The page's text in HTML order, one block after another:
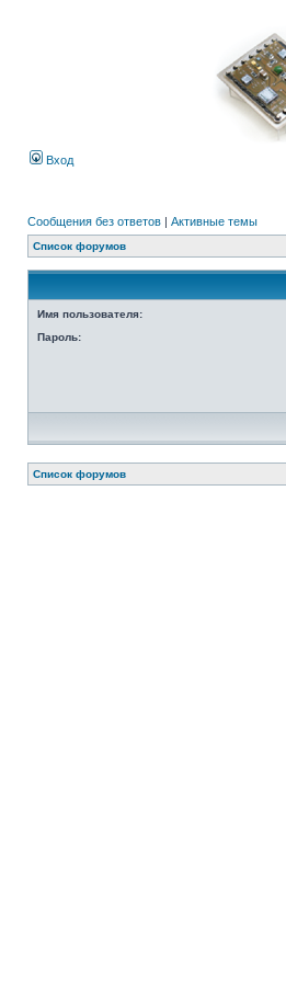
Вход
Сообщения без ответов | Активные темы
Список форумов
Имя пользователя:
Пароль:
Список форумов